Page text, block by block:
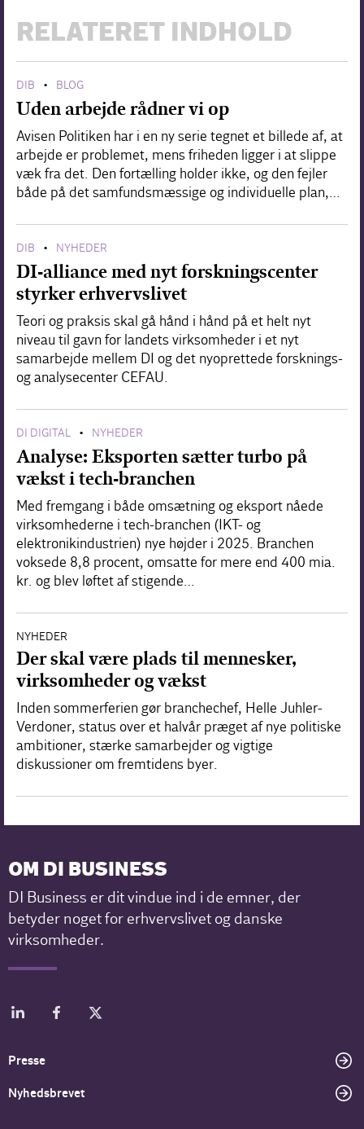
RELATERET INDHOLD
DIB • BLOG
Uden arbejde rådner vi op
Avisen Politiken har i en ny serie tegnet et billede af, at
arbejde er problemet, mens friheden ligger i at slippe
væk fra det. Den fortælling holder ikke, og den fejler
både på det samfundsmæssige og individuelle plan,…
DIB • NYHEDER
DI-alliance med nyt forskningscenter
styrker erhvervslivet
Teori og praksis skal gå hånd i hånd på et helt nyt
niveau til gavn for landets virksomheder i et nyt
samarbejde mellem DI og det nyoprettede forsknings-
og analysecenter CEFAU.
DI DIGITAL • NYHEDER
Analyse: Eksporten sætter turbo på
vækst i tech-branchen
Med fremgang i både omsætning og eksport nåede
virksomhederne i tech-branchen (IKT- og
elektronikindustrien) nye højder i 2025. Branchen
voksede 8,8 procent, omsatte for mere end 400 mia.
kr. og blev løftet af stigende…
NYHEDER
Der skal være plads til mennesker,
virksomheder og vækst
Inden sommerferien gør branchechef, Helle Juhler-
Verdoner, status over et halvår præget af nye politiske
ambitioner, stærke samarbejder og vigtige
diskussioner om fremtidens byer.
OM DI BUSINESS
DI Business er dit vindue ind i de emner, der
betyder noget for erhvervslivet og danske
virksomheder.
Presse
Nyhedsbrevet